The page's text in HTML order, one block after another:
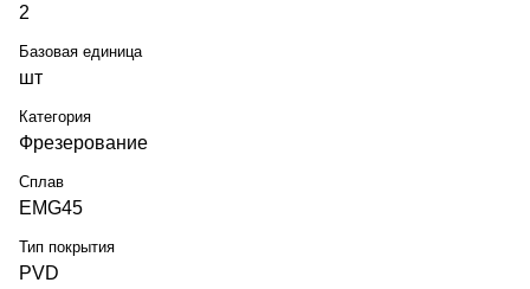
2
Базовая единица
шт
Категория
Фрезерование
Сплав
EMG45
Тип покрытия
PVD